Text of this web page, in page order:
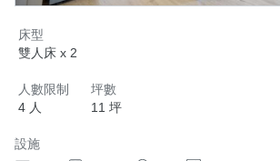
床型
雙人床 x 2
人數限制
4 人
坪數
11 坪
設施